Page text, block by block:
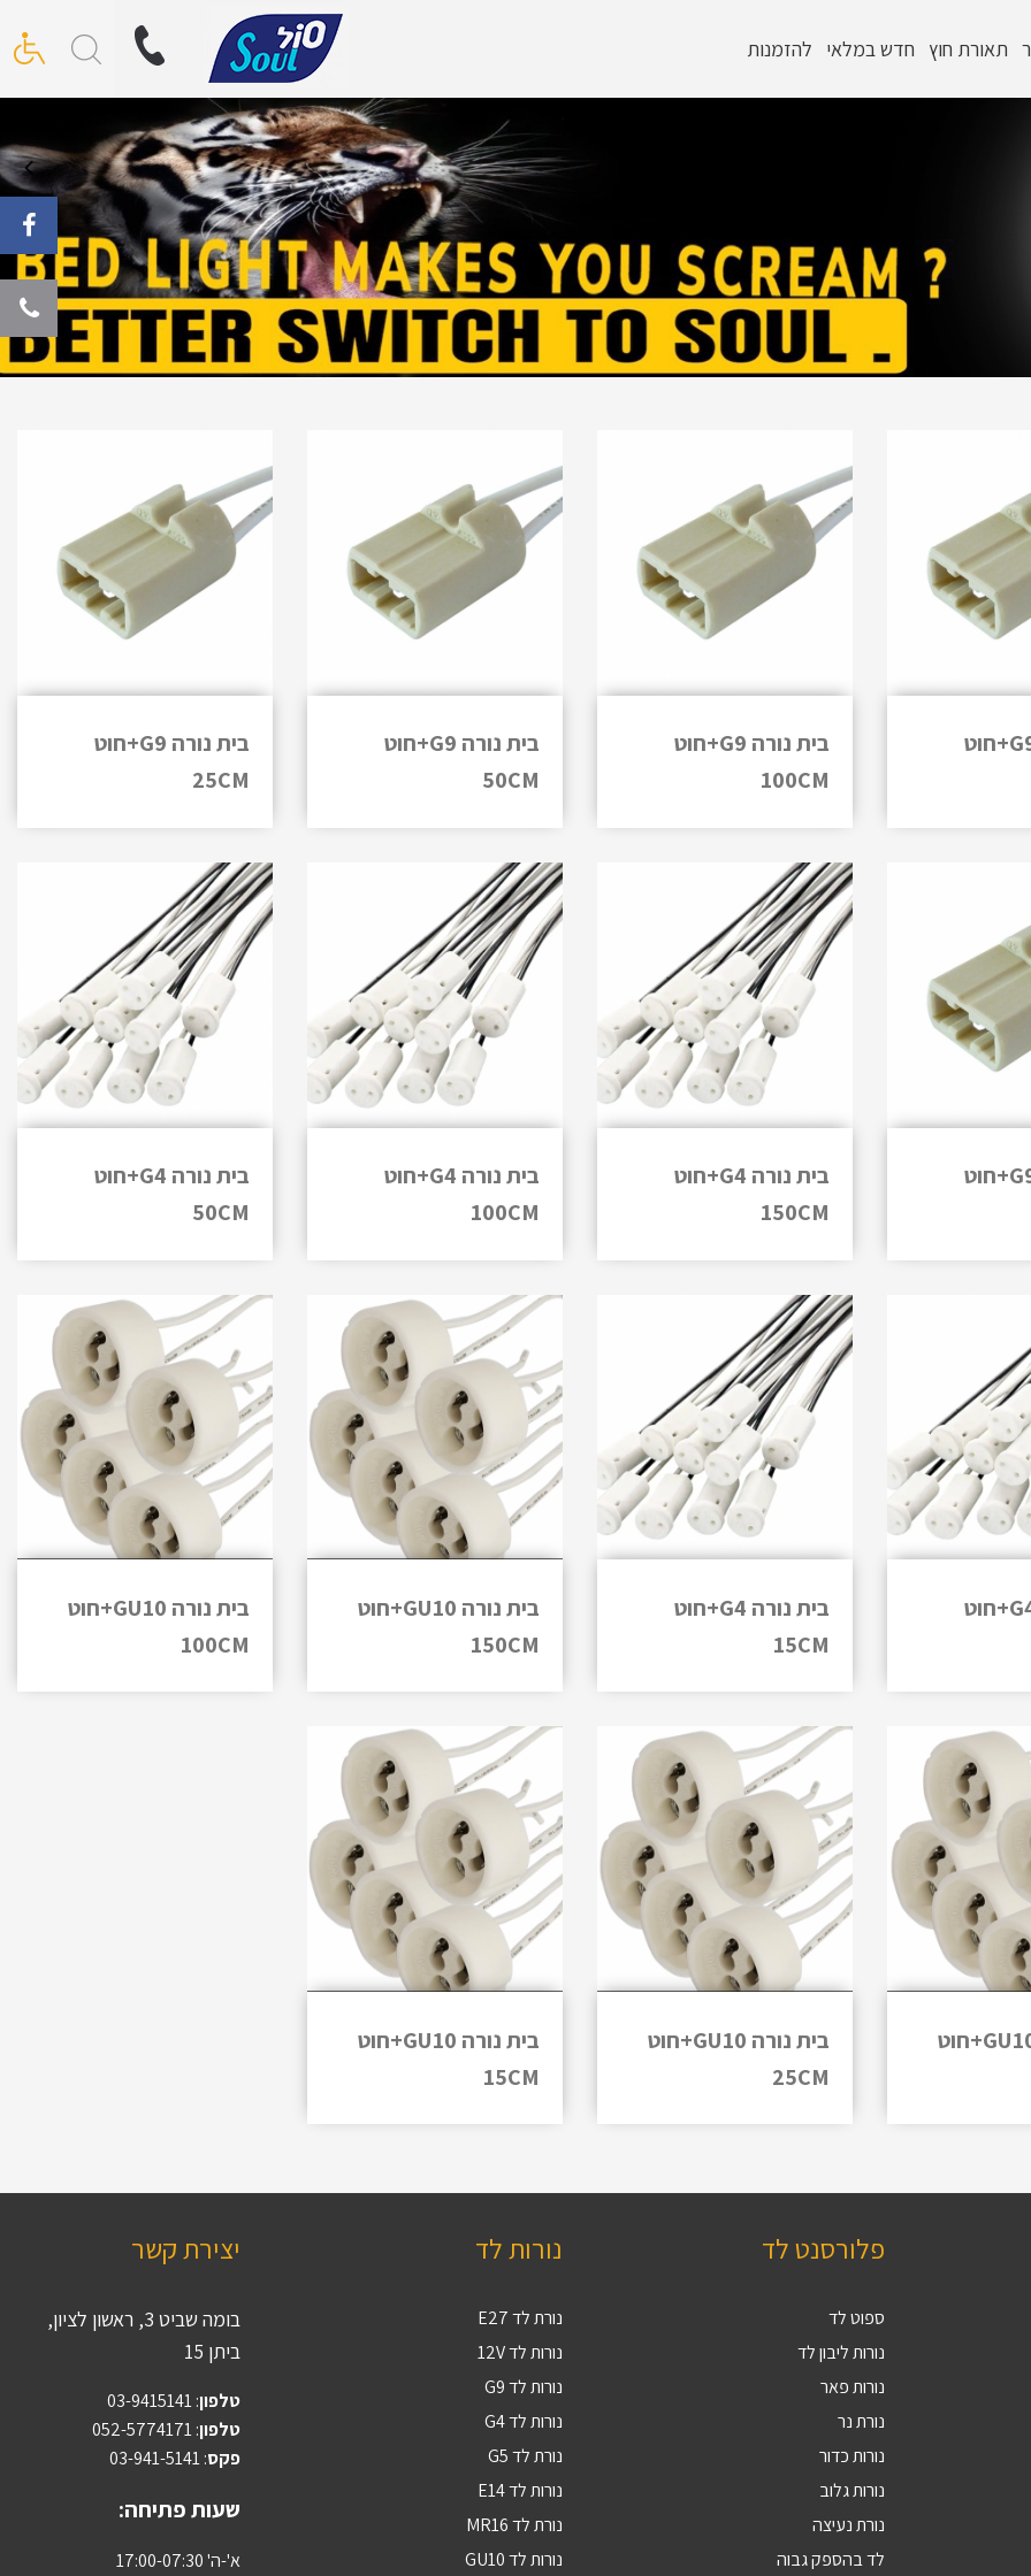
תאורת חוץ חדש במלאי להזמנות
בית נורה G9+חוט
בית נורה G9+חוט
100CM
בית נורה G9+חוט
50CM
בית נורה G9+חוט
25CM
בית נורה G9+חוט
בית נורה G4+חוט
150CM
בית נורה G4+חוט
100CM
בית נורה G4+חוט
50CM
בית נורה G4+חוט
בית נורה G4+חוט
15CM
בית נורה GU10+חוט
150CM
בית נורה GU10+חוט
100CM
בית נורה GU10+חוט
בית נורה GU10+חוט
25CM
בית נורה GU10+חוט
15CM
פלורסנט לד
ספוט לד
נורות ליבון לד
נורות פאר
נורת נר
נורות כדור
נורות גלוב
נורת נעיצה
לד בהספק גבוה
נורות לד
נורת לד E27
נורות לד 12V
נורות לד G9
נורות לד G4
נורת לד G5
נורות לד E14
נורת לד MR16
נורות לד GU10
יצירת קשר
בומה שביט 3, ראשון לציון,
ביתן 15
טלפון:
03-9415141
טלפון: 052-5774171
פקס: 03-941-5141
שעות פתיחה:
א'-ה' 17:00-07:30